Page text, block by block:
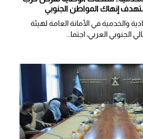
إنهاك المواطن الجنوبي
والخدمية في الأمانة العامة لهيئة
الجنوبي العربي، اجتما...